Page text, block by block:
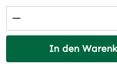
Produkt Anzahl:
In den